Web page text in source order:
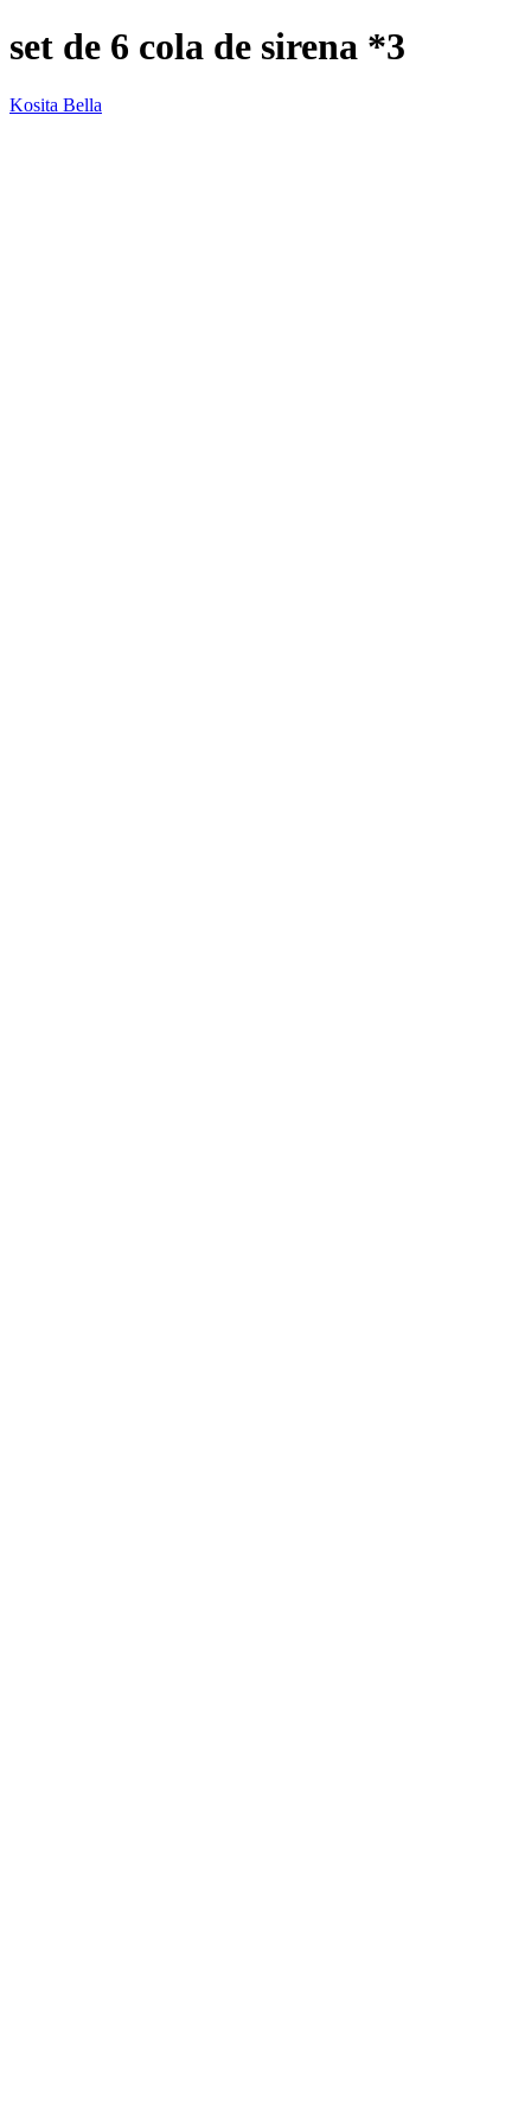
set de 6 cola de sirena *3
Kosita Bella